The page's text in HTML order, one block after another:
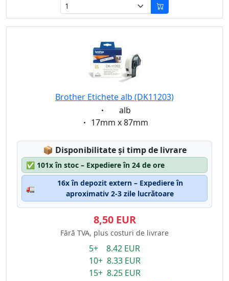
Brother Etichete alb (DK11203)
Eigenschaft:
alb
Eigenschaft:
17mm x 87mm
📦 Lagerstatus:
Disponibilitate și timp de livrare
✅ 101x în stoc – Expediere în 24 de ore
🚛
16x în depozit extern – Expediere în
aproximativ 2-3 zile lucrătoare
8,50 EUR
Fără TVA, plus costuri de livrare
5+ 8.42 EUR
10+ 8.33 EUR
15+ 8.25 EUR